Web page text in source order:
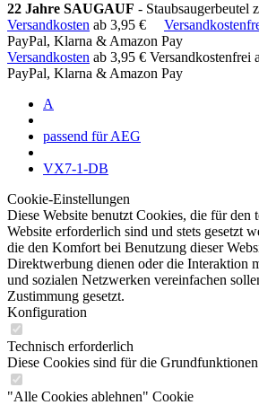
22 Jahre SAUGAUF - Staubsaugerbeutel
Versandkosten ab 3,95 €
PayPal, Klarna & Amazon Pay
Versandkosten ab 3,95 € Versandkostenfrei
PayPal, Klarna & Amazon Pay
A
passend für AEG
VX7-1-DB
Cookie-Einstellungen
Diese Website benutzt Cookies, die für den
Website erforderlich sind und stets gesetzt
die den Komfort bei Benutzung dieser
Direktwerbung dienen oder die Interaktion
und sozialen Netzwerken vereinfachen
Zustimmung gesetzt.
Konfiguration
Technisch erforderlich
Diese Cookies sind für die
"Alle Cookies ablehnen" Cookie